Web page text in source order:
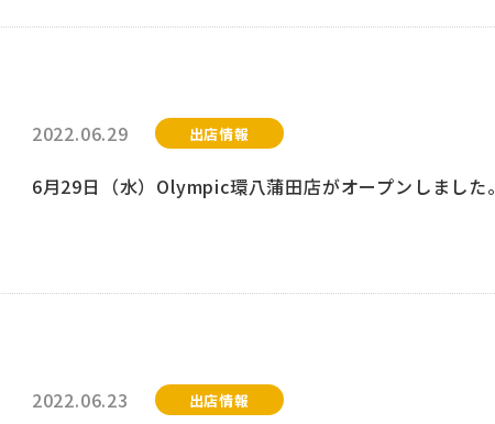
2022.06.29 出店情報
6月29日（水）Olympic環八蒲田店がオープンしました。
2022.06.23 出店情報